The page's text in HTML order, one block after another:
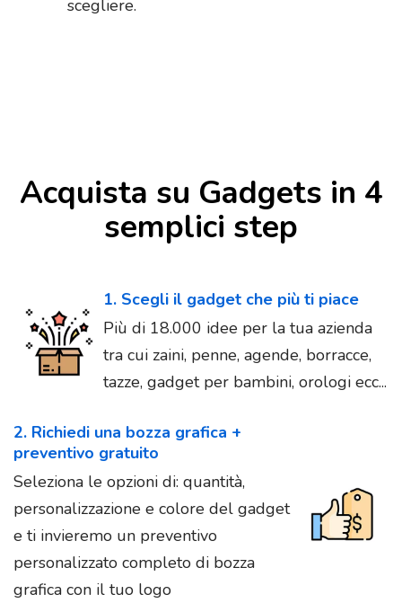
scegliere.
Acquista su Gadgets in 4
semplici step
1. Scegli il gadget che più ti piace
Più di 18.000 idee per la tua azienda
tra cui zaini, penne, agende, borracce,
tazze, gadget per bambini, orologi ecc...
2. Richiedi una bozza grafica +
preventivo gratuito
Seleziona le opzioni di: quantità,
personalizzazione e colore del gadget
e ti invieremo un preventivo
personalizzato completo di bozza
grafica con il tuo logo